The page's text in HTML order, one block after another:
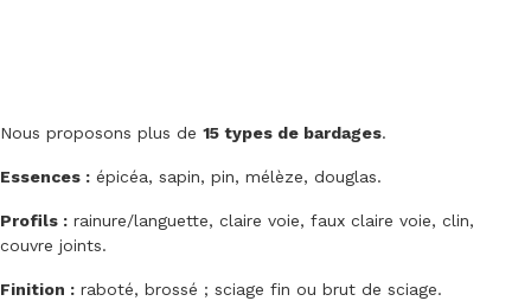
Nous proposons plus de 15 types de bardages.
Essences : épicéa, sapin, pin, mélèze, douglas.
Profils : rainure/languette, claire voie, faux claire voie, clin,
couvre joints.
Finition : raboté, brossé ; sciage fin ou brut de sciage.